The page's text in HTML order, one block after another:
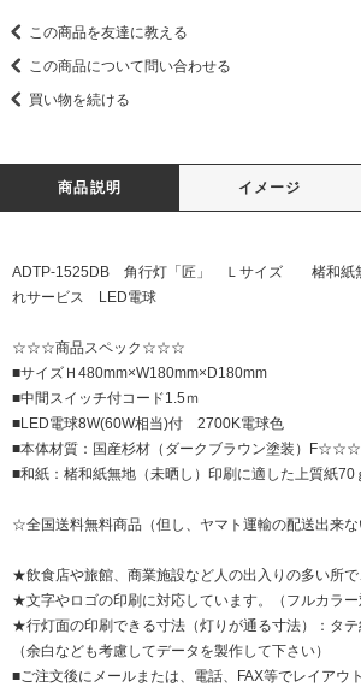
この商品を友達に教える
この商品について問い合わせる
買い物を続ける
商品説明 イメージ
ADTP-1525DB 角行灯「匠」 Ｌサイズ 楮和紙
れサービス LED電球
☆☆☆商品スペック☆☆☆
■サイズＨ480mm×W180mm×D180mm
■中間スイッチ付コード1.5ｍ
■LED電球8W(60W相当)付 2700K電球色
■本体材質：国産杉材（ダークブラウン塗装）
■和紙：楮和紙無地（未晒し）印刷に適した上質紙70
☆全国送料無料商品（但し、ヤマト運輸の配送出来な
★飲食店や旅館、商業施設など人の出入りの多い所で
★文字やロゴの印刷に対応しています。（フルカラー
★行灯面の印刷できる寸法（灯りが通る寸法）：タテ
（余白なども考慮してデータを製作して下さい）
■ご注文後にメールまたは、電話、FAX等でレイアウ